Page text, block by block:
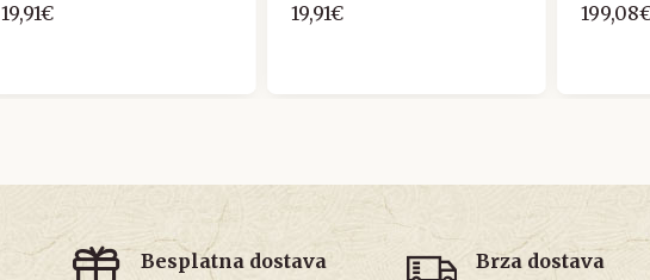
19,91€ 19,91€
Besplatna dostava Brza dostava